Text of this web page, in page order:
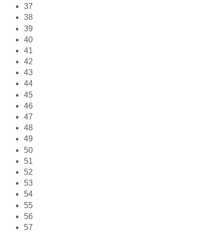
37
38
39
40
41
42
43
44
45
46
47
48
49
50
51
52
53
54
55
56
57